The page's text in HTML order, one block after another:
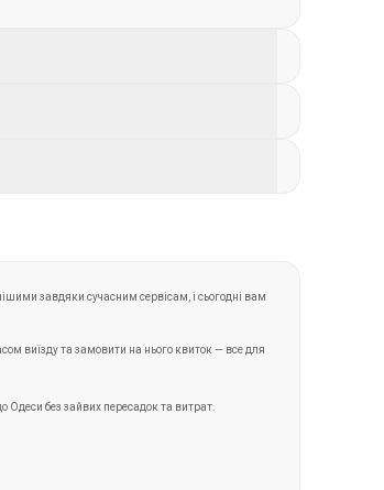
завдяки сучасним сервісам, і сьогодні вам
виїзду та замовити на нього квиток — все для
Одеси без зайвих пересадок та витрат.